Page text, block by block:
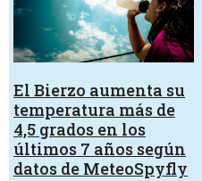
El Bierzo aumenta su
temperatura más de
4,5 grados en los
últimos 7 años según
datos de MeteoSpyfly